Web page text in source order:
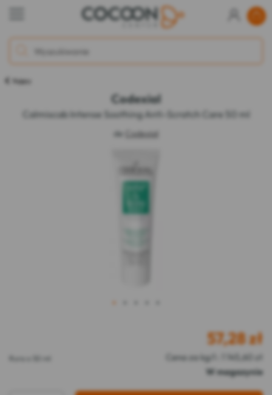
Kojący
Codexial
Calmiscab Intense Soothing Anti-Scratch Care 50 ml
de Codexial
1
57,28zł
Cena za kg/l : 1 145,60 zł
W magazynie